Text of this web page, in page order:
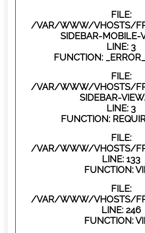
FILE:
/VAR/WWW/VHOSTS/
SIDEBAR-MOBILE-
LINE: 3
FUNCTION:
FILE:
/VAR/WWW/VHOSTS/
SIDEBAR-
LINE: 3
FUNCTION:
FILE:
/VAR/WWW/VHOSTS/
LINE: 133
FUNCTION:
FILE:
/VAR/WWW/VHOSTS/
LINE: 246
FUNCTION: